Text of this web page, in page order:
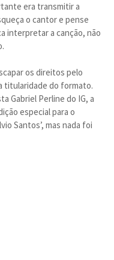
era transmitir a
o cantor e pense
interpretar a canção, não
os direitos pelo
titularidade do formato.
Gabriel Perline do IG, a
especial para o
Santos’, mas nada foi